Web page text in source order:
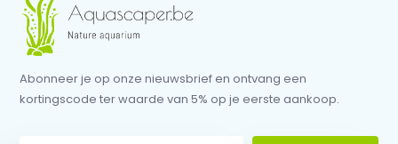
Abonneer je op onze nieuwsbrief en ontvang een
kortingscode ter waarde van 5% op je eerste aankoop.